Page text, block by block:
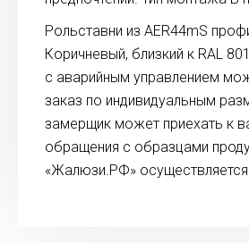
Рольставни из AER44mS
Коричневый, близкий к RAL
с аварийным управлением
заказ по индивидуальным
замерщик может приехать к
обращения с образцами
«Жалюзи.РФ»